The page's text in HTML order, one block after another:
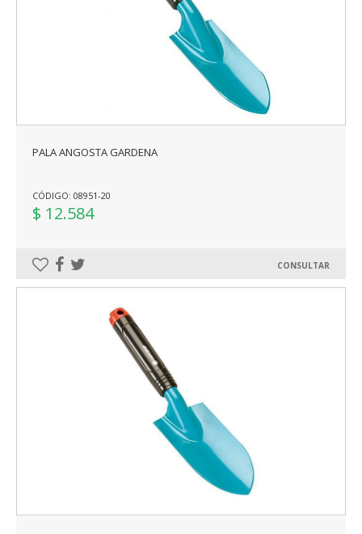
PALA ANGOSTA GARDENA
CÓDIGO: 08951-20
$ 12.584
CONSULTAR